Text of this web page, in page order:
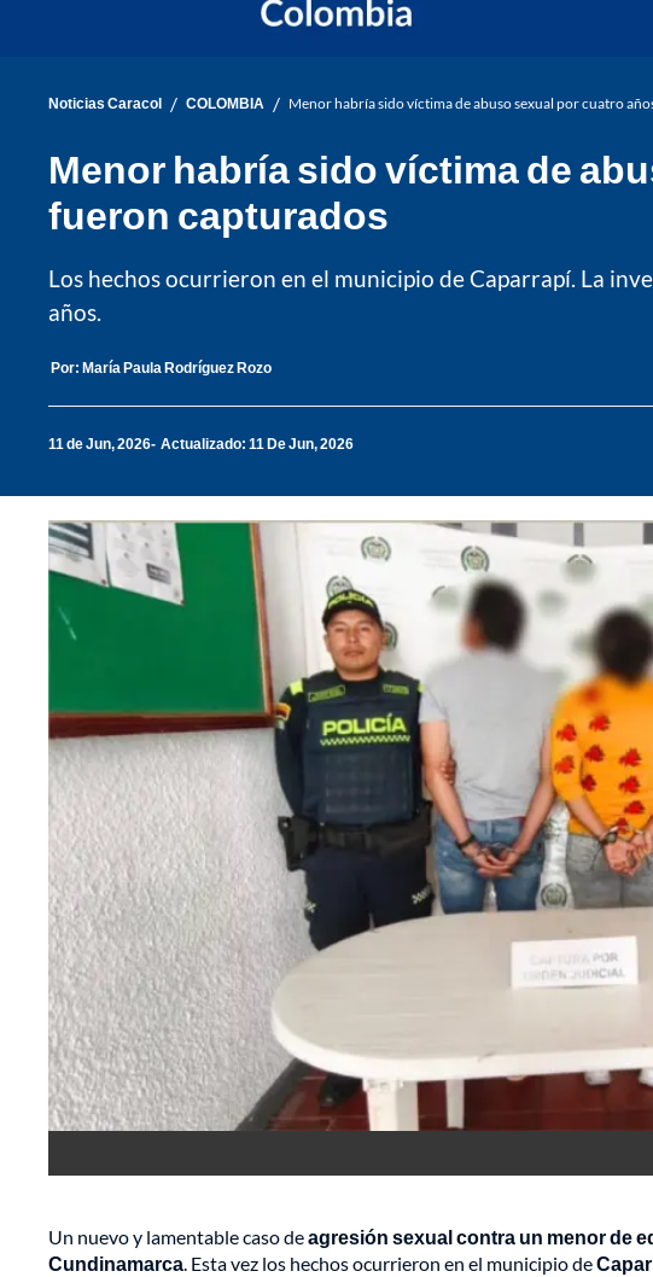
Noticias Caracol / COLOMBIA / Menor habría sido víctima de abuso sexual por cuatro
Menor habría sido víctima de
fueron capturados
Los hechos ocurrieron en el municipio de Caparrapí. La
años.
Por: María Paula Rodríguez Rozo
11 de Jun, 2026 Actualizado: 11 De Jun, 2026
Un nuevo y lamentable caso deagresión sexual contra un menor de
Cundinamarca. Esta vez los hechos ocurrieron en el municipio de